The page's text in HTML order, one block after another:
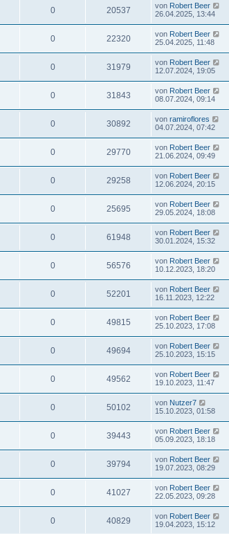
0 20537 von Robert Beer
26.04.2025, 13:44
0 22320 von Robert Beer
25.04.2025, 11:48
0 31979 von Robert Beer
12.07.2024, 19:05
0 31843 von Robert Beer
08.07.2024, 09:14
0 30892 von ramiroflores
04.07.2024, 07:42
0 29770 von Robert Beer
21.06.2024, 09:49
0 29258 von Robert Beer
12.06.2024, 20:15
0 25695 von Robert Beer
29.05.2024, 18:08
0 61948 von Robert Beer
30.01.2024, 15:32
0 56576 von Robert Beer
10.12.2023, 18:20
0 52201 von Robert Beer
16.11.2023, 12:22
0 49815 von Robert Beer
25.10.2023, 17:08
0 49694 von Robert Beer
25.10.2023, 15:15
0 49562 von Robert Beer
19.10.2023, 11:47
0 50102 von Nutzer7
15.10.2023, 01:58
0 39443 von Robert Beer
05.09.2023, 18:18
0 39794 von Robert Beer
19.07.2023, 08:29
0 41027 von Robert Beer
22.05.2023, 09:28
0 40829 von Robert Beer
19.04.2023, 15:12